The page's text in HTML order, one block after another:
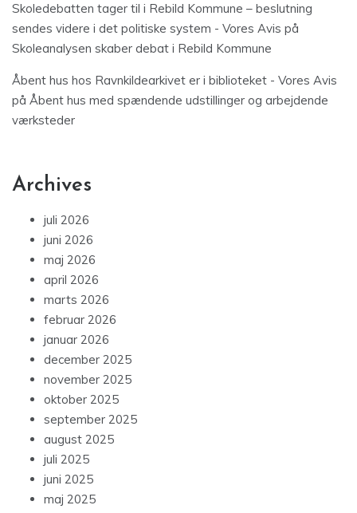
Skoledebatten tager til i Rebild Kommune – beslutning
sendes videre i det politiske system - Vores Avis på
Skoleanalysen skaber debat i Rebild Kommune
Åbent hus hos Ravnkildearkivet er i biblioteket - Vores Avis
på Åbent hus med spændende udstillinger og arbejdende
værksteder
Archives
juli 2026
juni 2026
maj 2026
april 2026
marts 2026
februar 2026
januar 2026
december 2025
november 2025
oktober 2025
september 2025
august 2025
juli 2025
juni 2025
maj 2025